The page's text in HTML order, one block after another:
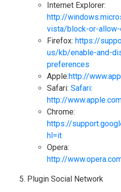
Internet Explorer:
http://
vista/block-or-
Firefox: https://
us/kb/enable-and-
preferences
Apple:http://
Safari: Safari:
http://
Chrome:
https://
hl=it
Opera:
http://
Plugin Social Network